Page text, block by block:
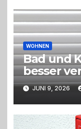
WOHNEN
Bad und
besser
JUNI 9, 2026